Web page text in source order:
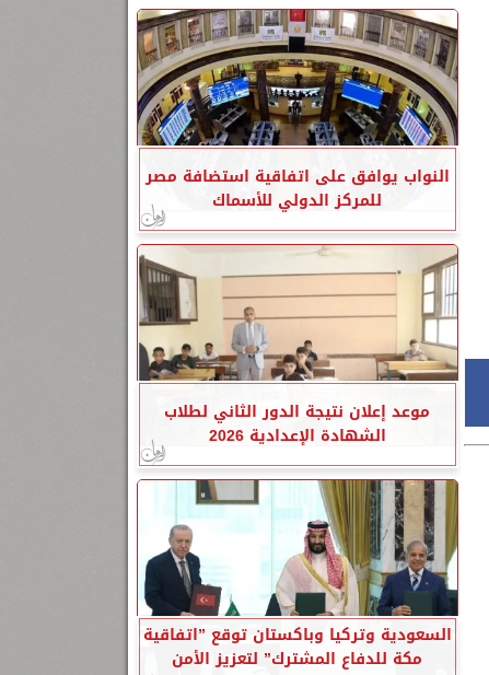
النواب يوافق على اتفاقية استضافة مصر
للمركز الدولي للأسماك
موعد إعلان نتيجة الدور الثاني لطلاب
الشهادة الإعدادية 2026
السعودية وتركيا وباكستان توقع ”اتفاقية
مكة للدفاع المشترك” لتعزيز الأمن